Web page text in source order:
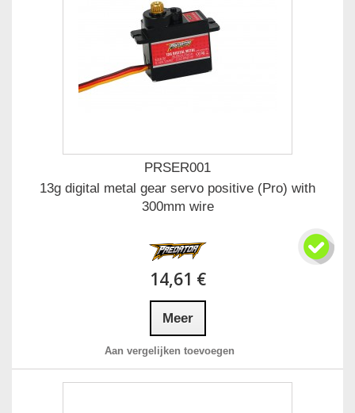
PRSER001
13g digital metal gear servo positive (Pro) with
300mm wire
14,61 €
Meer
Aan vergelijken toevoegen